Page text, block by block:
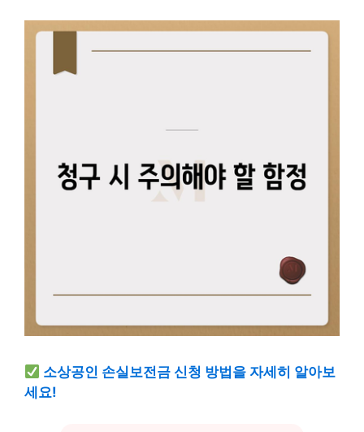
소상공인 손실보전금 신청 방법을 자세히 알아보
세요!